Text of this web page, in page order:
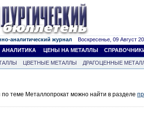
аналитический журнал Воскресенье, 09 Август
АНАЛИТИКА ЦЕНЫ НА МЕТАЛЛЫ
ЦВЕТНЫЕ МЕТАЛЛЫ
ДРАГОЦЕННЫЕ
теме Металлопрокат можно найти в разделе